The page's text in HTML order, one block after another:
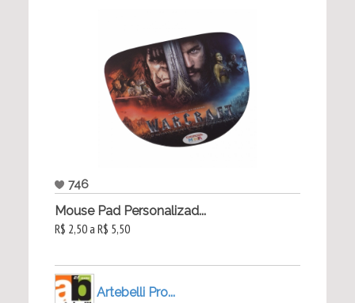
746
Mouse Pad Personalizad...
R$ 2,50 a R$ 5,50
Artebelli Pro...